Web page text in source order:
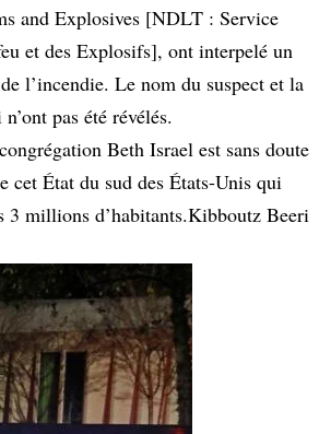
and Explosives [NDLT : Service
et des Explosifs], ont interpelé un
l’incendie. Le nom du suspect et la
pas été révélés.
Beth Israel est sans doute
cet État du sud des États-Unis qui
3 millions d’habitants.Kibboutz Beeri